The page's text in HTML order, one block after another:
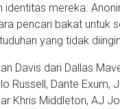
identitas mereka.
pencari bakat untuk
yang tidak
Davis dari Dallas
Russell, Dante Exum,
Khris Middleton, AJ